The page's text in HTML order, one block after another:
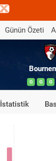
Günün Özeti
G G G
İstatistik